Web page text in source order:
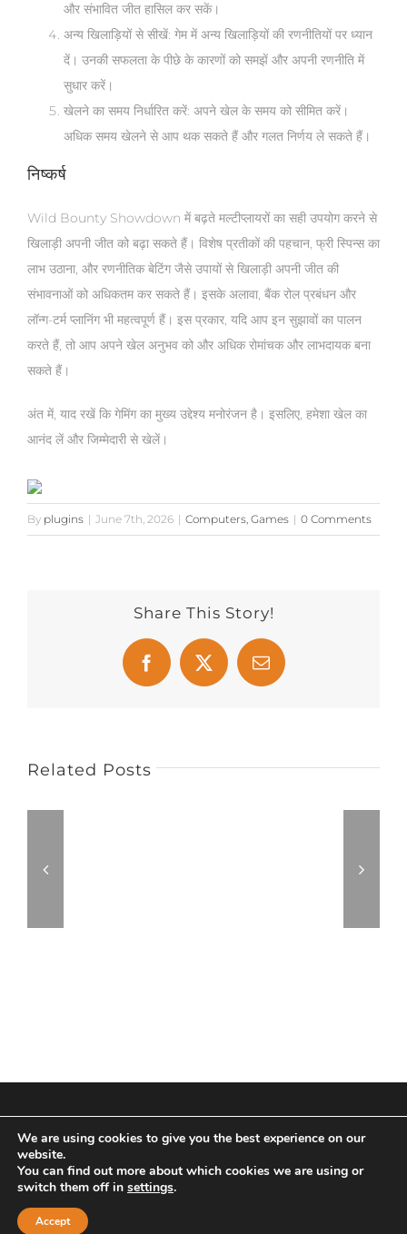
और संभावित जीत हासिल कर सकें।
अन्य खिलाड़ियों से सीखें: गेम में अन्य खिलाड़ियों की रणनीतियों पर ध्यान
दें। उनकी सफलता के पीछे के कारणों को समझें और अपनी रणनीति में
सुधार करें।
खेलने का समय निर्धारित करें: अपने खेल के समय को सीमित करें।
अधिक समय खेलने से आप थक सकते हैं और गलत निर्णय ले सकते हैं।
निष्कर्ष
Wild Bounty Showdown में बढ़ते मल्टीप्लायरों का सही उपयोग करने से
खिलाड़ी अपनी जीत को बढ़ा सकते हैं। विशेष प्रतीकों की पहचान, फ्री स्पिन्स का
लाभ उठाना, और रणनीतिक बेटिंग जैसे उपायों से खिलाड़ी अपनी जीत की
संभावनाओं को अधिकतम कर सकते हैं। इसके अलावा, बैंक रोल प्रबंधन और
लॉन्ग-टर्म प्लानिंग भी महत्वपूर्ण हैं। इस प्रकार, यदि आप इन सुझावों का पालन
करते हैं, तो आप अपने खेल अनुभव को और अधिक रोमांचक और लाभदायक बना
सकते हैं।
अंत में, याद रखें कि गेमिंग का मुख्य उद्देश्य मनोरंजन है। इसलिए, हमेशा खेल का
आनंद लें और जिम्मेदारी से खेलें।
By plugins | June 7th, 2026 | Computers, Games | 0 Comments
Share This Story!
Facebook
X Email
Related Posts
We are using cookies to give you the best experience on our
website.
You can find out more about which cookies we are using or
switch them off in settings.
Accept